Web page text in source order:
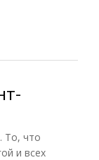
То, что
и всех